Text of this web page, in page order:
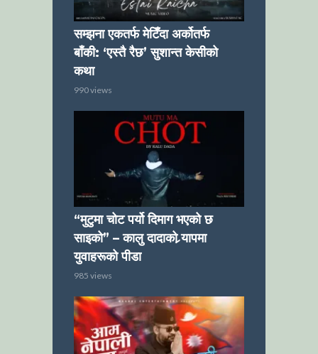
सम्झना एकतर्फ मेटिँदा अर्कोतर्फ
बाँकी: ‘एस्तै रैछ’ सुशान्त केसीको
कथा
990 views
“मुटुमा चोट पर्यो दिमाग भएको छ
साइको” – कालु दादाको र्‍यापमा
युवाहरूको पीडा
985 views